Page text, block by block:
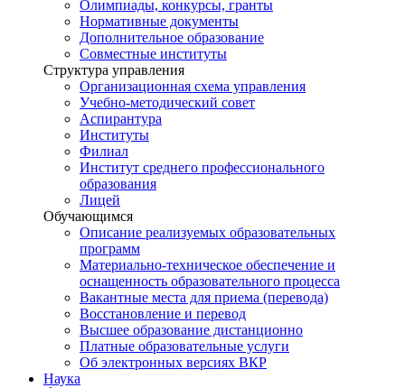
Олимпиады, конкурсы, гранты
Нормативные документы
Дополнительное образование
Совместные институты
Структура управления
Организационная схема управления
Учебно-методический совет
Аспирантура
Институты
Филиал
Институт среднего профессионального
образования
Лицей
Обучающимся
Описание реализуемых образовательных
программ
Материально-техническое обеспечение и
оснащенность образовательного процесса
Вакантные места для приема (перевода)
Восстановление и перевод
Высшее образование дистанционно
Платные образовательные услуги
Об электронных версиях ВКР
Наука